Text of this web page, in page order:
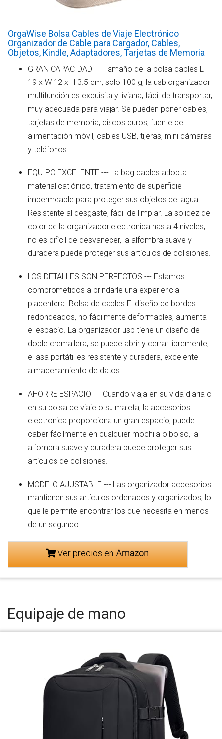
OrgaWise Bolsa Cables de Viaje Electrónico
Organizador de Cable para Cargador, Cables,
Objetos, Kindle, Adaptadores, Tarjetas de Memoria
GRAN CAPACIDAD --- Tamaño de la bolsa cables L
19 x W 12 x H 3.5 cm, solo 100 g, la usb organizador
multifunción es exquisita y liviana, fácil de transportar,
muy adecuada para viajar. Se pueden poner cables,
tarjetas de memoria, discos duros, fuente de
alimentación móvil, cables USB, tijeras, mini cámaras
y teléfonos.
EQUIPO EXCELENTE --- La bag cables adopta
material catiónico, tratamiento de superficie
impermeable para proteger sus objetos del agua.
Resistente al desgaste, fácil de limpiar. La solidez del
color de la organizador electronica hasta 4 niveles,
no es difícil de desvanecer, la alfombra suave y
duradera puede proteger sus artículos de colisiones.
LOS DETALLES SON PERFECTOS --- Estamos
comprometidos a brindarle una experiencia
placentera. Bolsa de cables El diseño de bordes
redondeados, no fácilmente deformables, aumenta
el espacio. La organizador usb tiene un diseño de
doble cremallera, se puede abrir y cerrar libremente,
el asa portátil es resistente y duradera, excelente
almacenamiento de datos.
AHORRE ESPACIO --- Cuando viaja en su vida diaria o
en su bolsa de viaje o su maleta, la accesorios
electronica proporciona un gran espacio, puede
caber fácilmente en cualquier mochila o bolso, la
alfombra suave y duradera puede proteger sus
artículos de colisiones.
MODELO AJUSTABLE --- Las organizador accesorios
mantienen sus artículos ordenados y organizados, lo
que le permite encontrar los que necesita en menos
de un segundo.
Ver precios en
Equipaje de mano